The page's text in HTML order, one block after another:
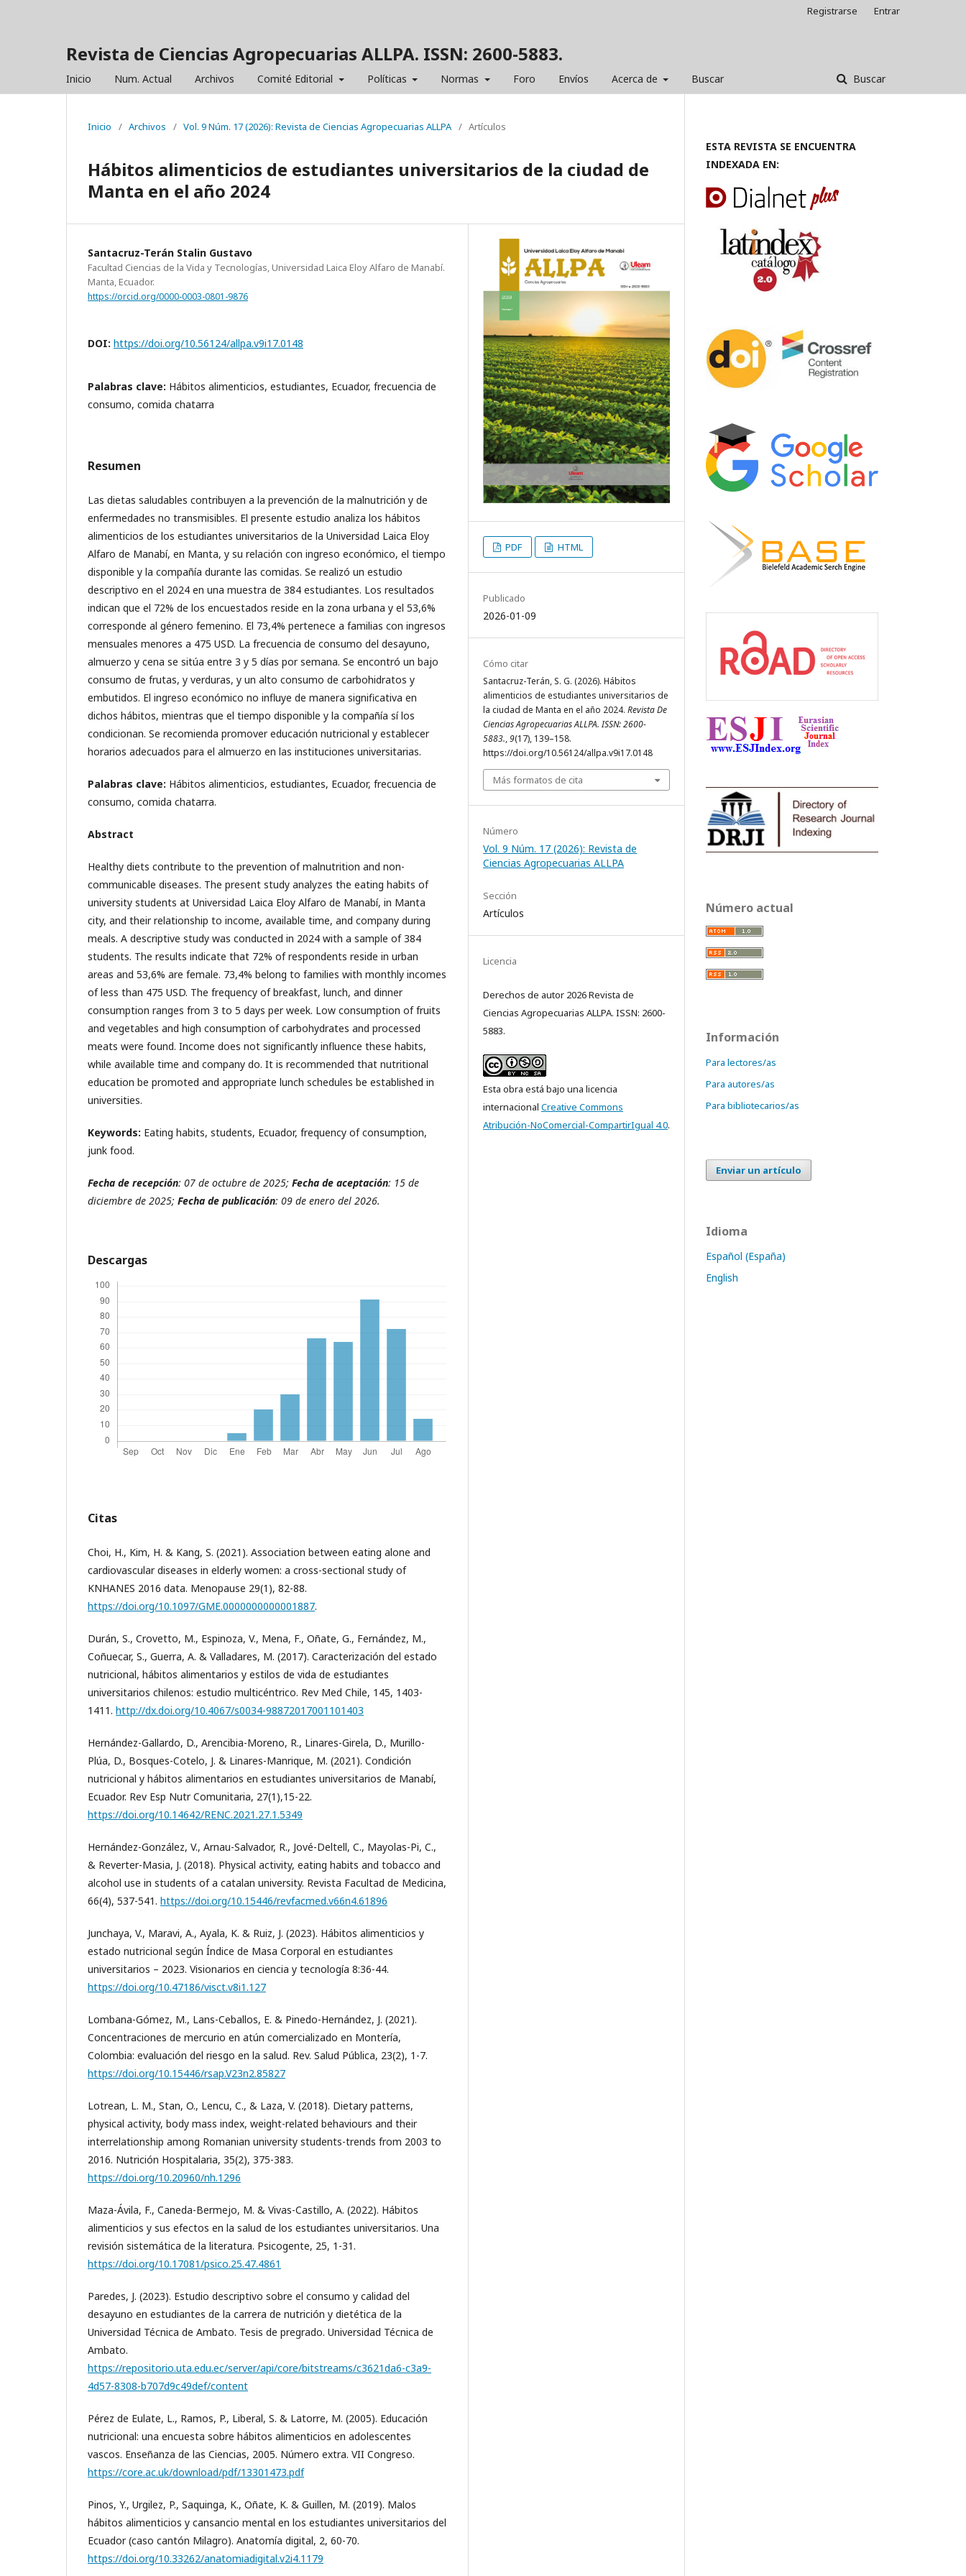
Revista de Ciencias Agropecuarias ALLPA. ISSN: 2600-5883.
Inicio Num. Actual Archivos Comité Editorial Políticas Normas Foro Envíos Acerca de Buscar Buscar
Registrarse Entrar
Inicio / Archivos / Vol. 9 Núm. 17 (2026): Revista de Ciencias Agropecuarias ALLPA / Artículos
Hábitos alimenticios de estudiantes universitarios de la ciudad de
Manta en el año 2024
Santacruz-Terán Stalin Gustavo
Facultad Ciencias de la Vida y Tecnologías, Universidad Laica Eloy Alfaro de Manabí.
Manta, Ecuador.
https://orcid.org/0000-0003-0801-9876
DOI: https://doi.org/10.56124/allpa.v9i17.0148
Palabras clave: Hábitos alimenticios, estudiantes, Ecuador, frecuencia de
consumo, comida chatarra
Resumen
Las dietas saludables contribuyen a la prevención de la malnutrición y de
enfermedades no transmisibles. El presente estudio analiza los hábitos
alimenticios de los estudiantes universitarios de la Universidad Laica Eloy
Alfaro de Manabí, en Manta, y su relación con ingreso económico, el tiempo
disponible y la compañía durante las comidas. Se realizó un estudio
descriptivo en el 2024 en una muestra de 384 estudiantes. Los resultados
indican que el 72% de los encuestados reside en la zona urbana y el 53,6%
corresponde al género femenino. El 73,4% pertenece a familias con ingresos
mensuales menores a 475 USD. La frecuencia de consumo del desayuno,
almuerzo y cena se sitúa entre 3 y 5 días por semana. Se encontró un bajo
consumo de frutas, y verduras, y un alto consumo de carbohidratos y
embutidos. El ingreso económico no influye de manera significativa en
dichos hábitos, mientras que el tiempo disponible y la compañía sí los
condicionan. Se recomienda promover educación nutricional y establecer
horarios adecuados para el almuerzo en las instituciones universitarias.
Palabras clave: Hábitos alimenticios, estudiantes, Ecuador, frecuencia de
consumo, comida chatarra.
Abstract
Healthy diets contribute to the prevention of malnutrition and non-
communicable diseases. The present study analyzes the eating habits of
university students at Universidad Laica Eloy Alfaro de Manabí, in Manta
city, and their relationship to income, available time, and company during
meals. A descriptive study was conducted in 2024 with a sample of 384
students. The results indicate that 72% of respondents reside in urban
areas and 53,6% are female. 73,4% belong to families with monthly incomes
of less than 475 USD. The frequency of breakfast, lunch, and dinner
consumption ranges from 3 to 5 days per week. Low consumption of fruits
and vegetables and high consumption of carbohydrates and processed
meats were found. Income does not significantly influence these habits,
while available time and company do. It is recommended that nutritional
education be promoted and appropriate lunch schedules be established in
universities.
Keywords: Eating habits, students, Ecuador, frequency of consumption,
junk food.
Fecha de recepción: 07 de octubre de 2025; Fecha de aceptación: 15 de
diciembre de 2025; Fecha de publicación: 09 de enero del 2026.
Descargas
Citas
Choi, H., Kim, H. & Kang, S. (2021). Association between eating alone and
cardiovascular diseases in elderly women: a cross-sectional study of
KNHANES 2016 data. Menopause 29(1), 82-88.
https://doi.org/10.1097/GME.0000000000001887.
Durán, S., Crovetto, M., Espinoza, V., Mena, F., Oñate, G., Fernández, M.,
Coñuecar, S., Guerra, A. & Valladares, M. (2017). Caracterización del estado
nutricional, hábitos alimentarios y estilos de vida de estudiantes
universitarios chilenos: estudio multicéntrico. Rev Med Chile, 145, 1403-
1411. http://dx.doi.org/10.4067/s0034-98872017001101403
Hernández-Gallardo, D., Arencibia-Moreno, R., Linares-Girela, D., Murillo-
Plúa, D., Bosques-Cotelo, J. & Linares-Manrique, M. (2021). Condición
nutricional y hábitos alimentarios en estudiantes universitarios de Manabí,
Ecuador. Rev Esp Nutr Comunitaria, 27(1),15-22.
https://doi.org/10.14642/RENC.2021.27.1.5349
Hernández-González, V., Arnau-Salvador, R., Jové-Deltell, C., Mayolas-Pi, C.,
& Reverter-Masia, J. (2018). Physical activity, eating habits and tobacco and
alcohol use in students of a catalan university. Revista Facultad de Medicina,
66(4), 537-541. https://doi.org/10.15446/revfacmed.v66n4.61896
Junchaya, V., Maravi, A., Ayala, K. & Ruiz, J. (2023). Hábitos alimenticios y
estado nutricional según Índice de Masa Corporal en estudiantes
universitarios – 2023. Visionarios en ciencia y tecnología 8:36-44.
https://doi.org/10.47186/visct.v8i1.127
Lombana-Gómez, M., Lans-Ceballos, E. & Pinedo-Hernández, J. (2021).
Concentraciones de mercurio en atún comercializado en Montería,
Colombia: evaluación del riesgo en la salud. Rev. Salud Pública, 23(2), 1-7.
https://doi.org/10.15446/rsap.V23n2.85827
Lotrean, L. M., Stan, O., Lencu, C., & Laza, V. (2018). Dietary patterns,
physical activity, body mass index, weight-related behaviours and their
interrelationship among Romanian university students-trends from 2003 to
2016. Nutrición Hospitalaria, 35(2), 375-383.
https://doi.org/10.20960/nh.1296
Maza-Ávila, F., Caneda-Bermejo, M. & Vivas-Castillo, A. (2022). Hábitos
alimenticios y sus efectos en la salud de los estudiantes universitarios. Una
revisión sistemática de la literatura. Psicogente, 25, 1-31.
https://doi.org/10.17081/psico.25.47.4861
Paredes, J. (2023). Estudio descriptivo sobre el consumo y calidad del
desayuno en estudiantes de la carrera de nutrición y dietética de la
Universidad Técnica de Ambato. Tesis de pregrado. Universidad Técnica de
Ambato.
https://repositorio.uta.edu.ec/server/api/core/bitstreams/c3621da6-c3a9-
4d57-8308-b707d9c49def/content
Pérez de Eulate, L., Ramos, P., Liberal, S. & Latorre, M. (2005). Educación
nutricional: una encuesta sobre hábitos alimenticios en adolescentes
vascos. Enseñanza de las Ciencias, 2005. Número extra. VII Congreso.
https://core.ac.uk/download/pdf/13301473.pdf
Pinos, Y., Urgilez, P., Saquinga, K., Oñate, K. & Guillen, M. (2019). Malos
hábitos alimenticios y cansancio mental en los estudiantes universitarios del
Ecuador (caso cantón Milagro). Anatomía digital, 2, 60-70.
https://doi.org/10.33262/anatomiadigital.v2i4.1179
PDF HTML
Publicado
2026-01-09
Cómo citar
Santacruz-Terán, S. G. (2026). Hábitos
alimenticios de estudiantes universitarios de
la ciudad de Manta en el año 2024. Revista De
Ciencias Agropecuarias ALLPA. ISSN: 2600-
5883.,9(17), 139–158.
https://doi.org/10.56124/allpa.v9i17.0148
Más formatos de cita
Número
Vol. 9 Núm. 17 (2026): Revista de
Ciencias Agropecuarias ALLPA
Sección
Artículos
Licencia
Derechos de autor 2026 Revista de
Ciencias Agropecuarias ALLPA. ISSN: 2600-
5883.
Esta obra está bajo una licencia
internacional Creative Commons
Atribución-NoComercial-CompartirIgual 4.0.
ESTA REVISTA SE ENCUENTRA
INDEXADA EN:
Número actual
Información
Para lectores/as
Para autores/as
Para bibliotecarios/as
Enviar un artículo
Idioma
Español (España)
English